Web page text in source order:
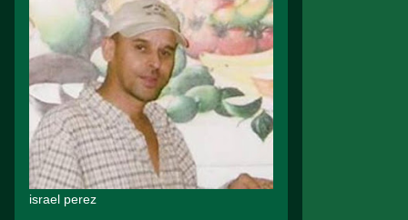
israel perez